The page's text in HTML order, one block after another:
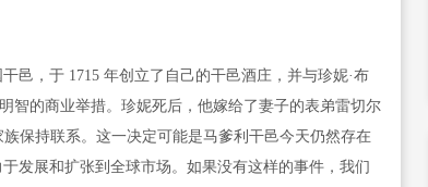
邑，于 1715 年创立了自己的干邑酒庄，并与珍妮·布
智的商业举措。珍妮死后，他嫁给了妻子的表弟雷切尔
保持联系。这一决定可能是马爹利干邑今天仍然存在
发展和扩张到全球市场。如果没有这样的事件，我们